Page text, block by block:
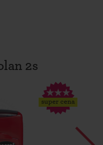
2s
super cena